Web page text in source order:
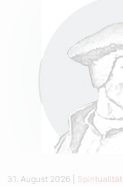
31. August 2026 Spiritualität